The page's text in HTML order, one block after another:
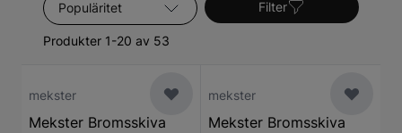
Produkter 1-20 av 53
Filter
mekster
Mekster Bromsskiva
mekster
Mekster Bromsskiva